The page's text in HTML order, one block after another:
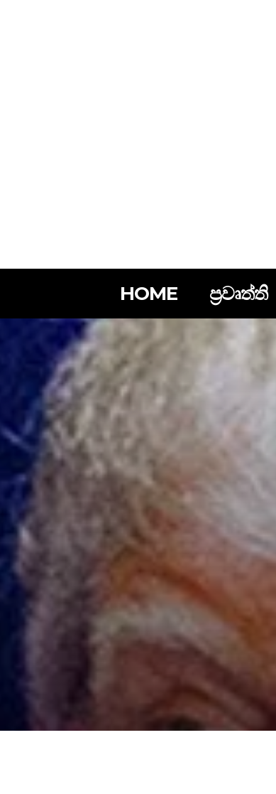
HOME ප්‍රවෘත්ති